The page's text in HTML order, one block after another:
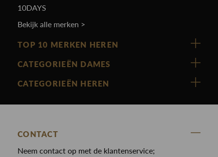
10DAYS
Bekijk alle merken >
TOP 10 MERKEN HEREN
Vanguard
Cast Iron
State Of Art
CATEGORIEËN DAMES
Nieuw binnen
Blouses
Broeken
CATEGORIEËN HEREN
Broeken
Colberts
CONTACT
Neem contact op met de klantenservice;